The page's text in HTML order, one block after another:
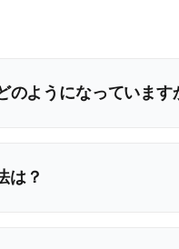
のようになっています
は？